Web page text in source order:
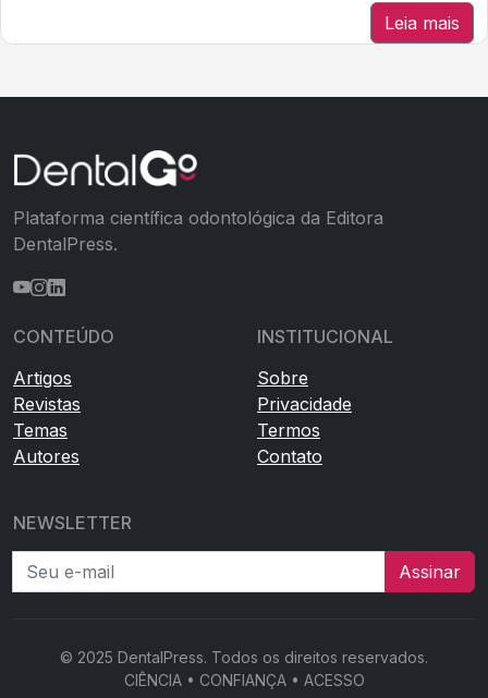
Leia mais
Plataforma científica odontológica da Editora
DentalPress.
CONTEÚDO
Artigos
Revistas
Temas
Autores
INSTITUCIONAL
Sobre
Privacidade
Termos
Contato
NEWSLETTER
Seu e-mail
Assinar
© 2025 DentalPress. Todos os direitos reservados.
CIÊNCIA • CONFIANÇA • ACESSO